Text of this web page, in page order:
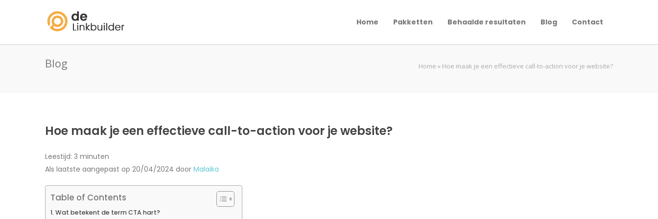
Home Pakketten Behaalde resultaten Blog Contact
Blog Home » Hoe maak je een effectieve call-to-action voor je website?
Hoe maak je een effectieve call-to-action voor je website?
Leestijd: 3 minuten
Als laatste aangepast op 20/04/2024 door Malaika
Table of Contents
Wat betekent de term CTA hart?